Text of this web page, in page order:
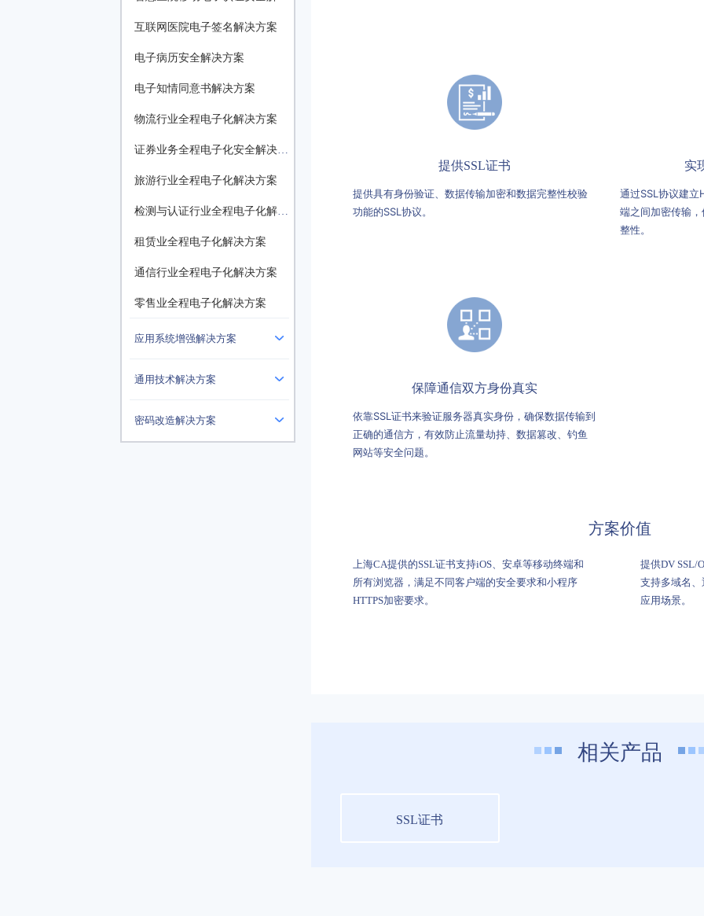
互联网医院电子签名解决方案
电子病历安全解决方案
电子知情同意书解决方案
物流行业全程电子化解决方案
证券业务全程电子化安全解决方案
旅游行业全程电子化解决方案
检测与认证行业全程电子化解决方案
租赁业全程电子化解决方案
通信行业全程电子化解决方案
零售业全程电子化解决方案
应用系统增强解决方案
通用技术解决方案
密码改造解决方案
提供SSL证书
提供具有身份验证、数据传输加密和数据完整性校验
功能的SSL协议。
实
通过SSL协议建立
端之间加密传输
整性。
保障通信双方身份真实
依靠SSL证书来验证服务器真实身份，确保数据传输到
正确的通信方，有效防止流量劫持、数据篡改、钓鱼
网站等安全问题。
方案价值
上海CA提供的SSL证书支持iOS、安卓等移动终端和
所有浏览器，满足不同客户端的安全要求和小程序
HTTPS加密要求。
提供DV SSL/
支持多域名、
应用场景。
相关产品
SSL证书